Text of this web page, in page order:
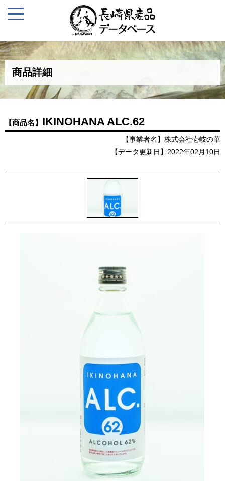
商品詳細
【商品名】 IKINOHANA ALC.62
【事業者名】株式会社壱岐の華
【データ更新日】2022年02月10日